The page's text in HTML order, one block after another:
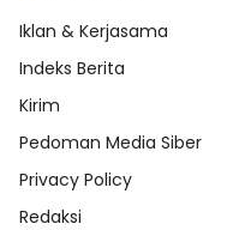
Iklan & Kerjasama
Indeks Berita
Kirim
Pedoman Media Siber
Privacy Policy
Redaksi